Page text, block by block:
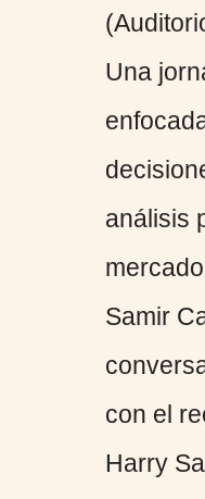
Una
análisis
Samir
con el
Harry